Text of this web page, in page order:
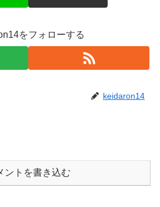
をフォローする
keidaron14
ントを書き込む